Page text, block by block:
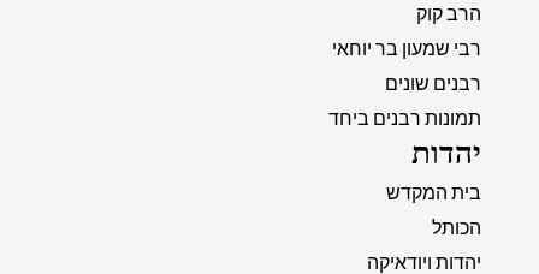
הרב קוק
רבי שמעון בר יוחאי
רבנים שונים
תמונות רבנים ביחד
יהדות
בית המקדש
הכותל
יהדות ויודאיקה